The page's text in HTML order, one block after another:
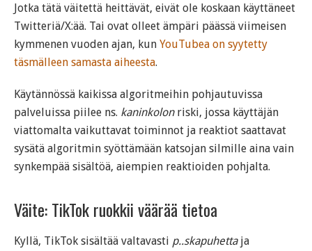
Jotka tätä väitettä heittävät, eivät ole koskaan käyttäneet
Twitteriä/X:ää. Tai ovat olleet ämpäri päässä viimeisen
kymmenen vuoden ajan, kun YouTubea on syytetty
täsmälleen samasta aiheesta.
Käytännössä kaikissa algoritmeihin pohjautuvissa
palveluissa piilee ns. kaninkolonriski, jossa käyttäjän
viattomalta vaikuttavat toiminnot ja reaktiot saattavat
sysätä algoritmin syöttämään katsojan silmille aina vain
synkempää sisältöä, aiempien reaktioiden pohjalta.
Väite: TikTok ruokkii väärää tietoa
Kyllä, TikTok sisältää valtavasti p..skapuhettaja